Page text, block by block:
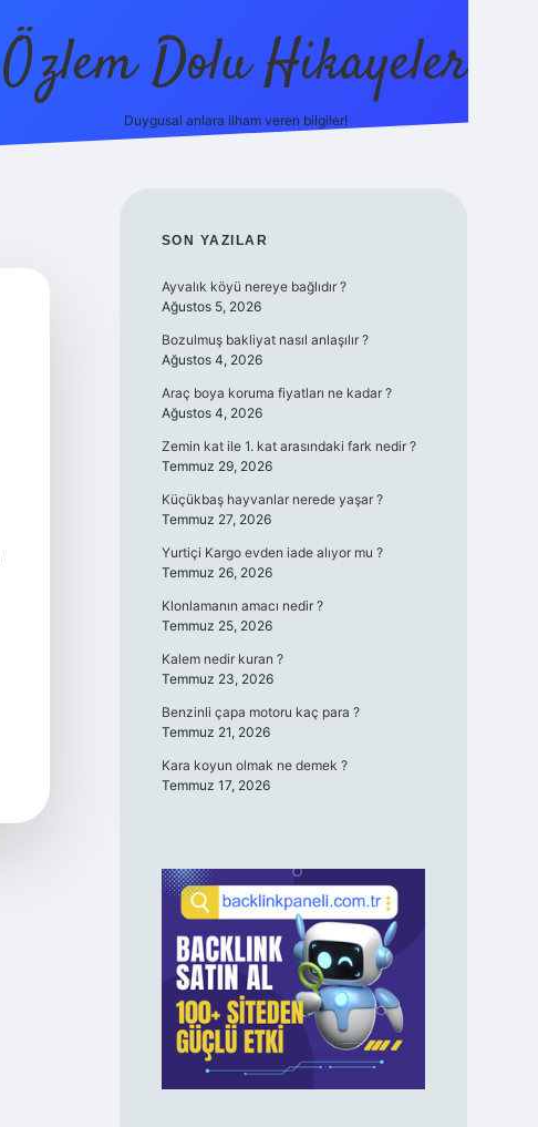
Özlem Dolu Hikayeler
Duygusal anlara ilham veren bilgiler!
SIDEBAR
SON YAZILAR
Ayvalık köyü nereye bağlıdır ?
Ağustos 5, 2026
Bozulmuş bakliyat nasıl anlaşılır ?
Ağustos 4, 2026
Araç boya koruma fiyatları ne kadar ?
Ağustos 4, 2026
Zemin kat ile 1. kat arasındaki fark nedir ?
Temmuz 29, 2026
Küçükbaş hayvanlar nerede yaşar ?
Temmuz 27, 2026
Yurtiçi Kargo evden iade alıyor mu ?
Temmuz 26, 2026
Klonlamanın amacı nedir ?
Temmuz 25, 2026
Kalem nedir kuran ?
Temmuz 23, 2026
Benzinli çapa motoru kaç para ?
Temmuz 21, 2026
Kara koyun olmak ne demek ?
Temmuz 17, 2026